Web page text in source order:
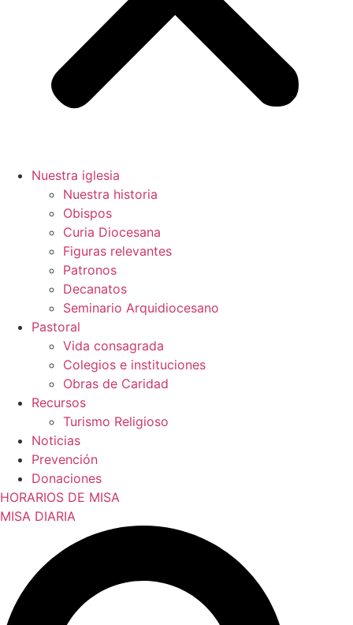
Nuestra iglesia
Nuestra historia
Obispos
Curia Diocesana
Figuras relevantes
Patronos
Decanatos
Seminario Arquidiocesano
Pastoral
Vida consagrada
Colegios e instituciones
Obras de Caridad
Recursos
Turismo Religioso
Noticias
Prevención
Donaciones
HORARIOS DE MISA
MISA DIARIA